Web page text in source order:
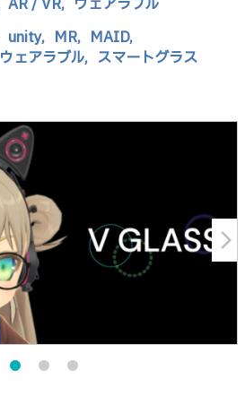
AR / VR, ウェアラブル
unity, MR, MAID,
ウェアラブル, スマートグラス
arrow_forward_ios